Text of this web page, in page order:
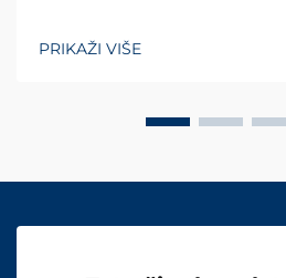
PRIKAŽI VIŠE